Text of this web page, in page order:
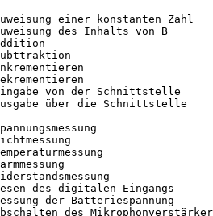
einer konstanten Zahl
des Inhalts von B
von der Schnittstelle
über die Schnittstelle
des digitalen Eingangs
der Batteriespannung